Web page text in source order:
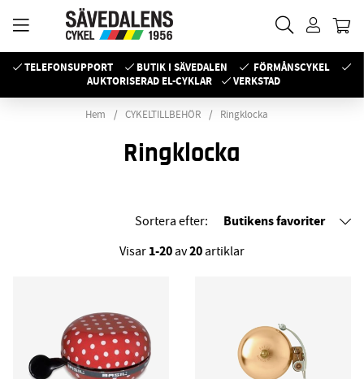
TELEFONSUPPORT BUTIK I SÄVEDALEN
FÖRMÅNSCYKEL
AUKTORISERAD EL-CYKLAR
VERKSTAD
Hem CYKELTILLBEHÖR Ringklocka
Ringklocka
Sortera efter: Butikens favoriter
Visar 1-20av20artiklar